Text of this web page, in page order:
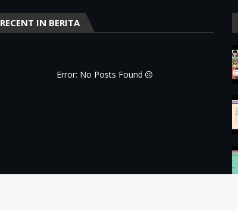
RECENT IN BERITA
Error: No Posts Found